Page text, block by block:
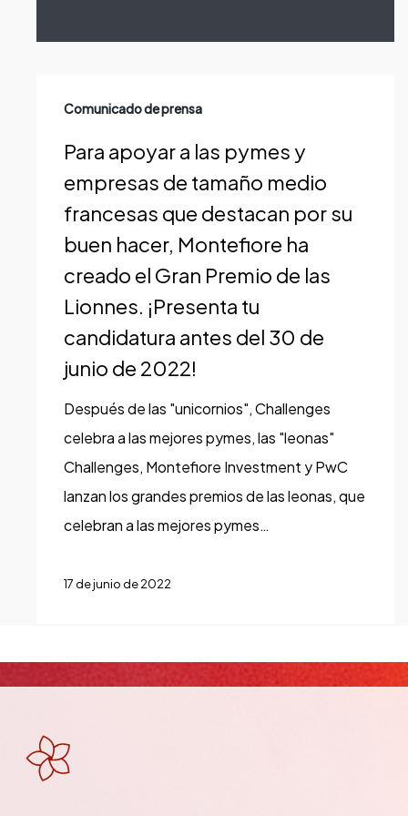
apoyar
pymes
medio
francesas
destacan
buen
Montefiore
Premio
de
Comunicado de prensa
Para apoyar a las pymes y
empresas de tamaño medio
francesas que destacan por su
buen hacer, Montefiore ha
creado el Gran Premio de las
Lionnes. ¡Presenta tu
candidatura antes del 30 de
junio de 2022!
Después de las "unicornios", Challenges
celebra a las mejores pymes, las "leonas"
Challenges, Montefiore Investment y PwC
lanzan los grandes premios de las leonas, que
celebran a las mejores pymes…
17 de junio de 2022